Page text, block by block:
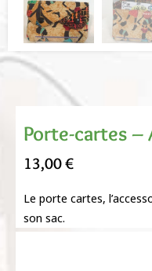
Porte-cartes –
13,00€
Le porte cartes,
son sac.